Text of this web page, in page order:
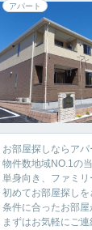
アパート
お部屋探しならア
物件数地域NO.1の
単身向き、ファミ
初めてお部屋探し
条件に合ったお部
まずはお気軽にご連